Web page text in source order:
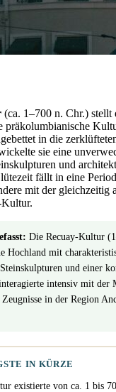
(ca. 1–700 n. Chr.) stellt
präkolumbianische
in die
sie eine
und
fällt in eine
mit der gleichzeitig
Die Recuay-Kultur
Hochland mit
und einer
intensiv mit der
in der Region
IN KÜRZE
existierte von ca. 1 bis